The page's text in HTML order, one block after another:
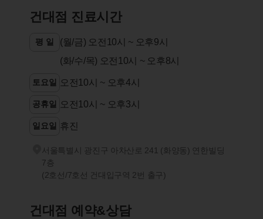
건대점 진료시간
평 일
(월/금) 오전10시 ~ 오후9시
(화/수/목) 오전10시 ~ 오후8시
토요일 오전10시 ~ 오후4시
공휴일 오전10시 ~ 오후3시
일요일 휴진
서울특별시 광진구 아차산로 241 (화양동) 연한빌딩
7층
(2호선/7호선 건대입구역 2번 출구)
건대점 예약&상담